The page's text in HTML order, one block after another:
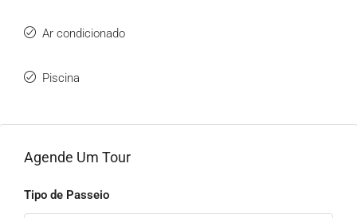
Ar condicionado
Piscina
Agende Um Tour
Tipo de Passeio